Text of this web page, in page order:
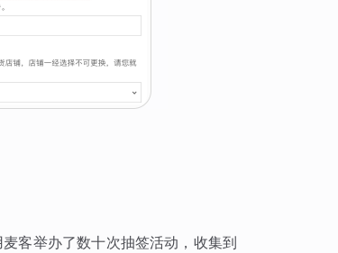
客举办了数十次抽签活动，收集到